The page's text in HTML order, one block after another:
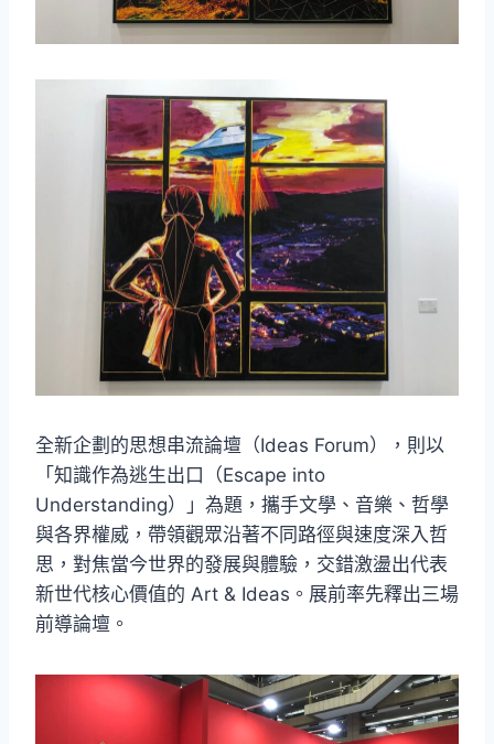
全新企劃的思想串流論壇（Ideas Forum），則以
「知識作為逃生出口（Escape into
Understanding）」為題，攜手文學、音樂、哲學
與各界權威，帶領觀眾沿著不同路徑與速度深入哲
思，對焦當今世界的發展與體驗，交錯激盪出代表
新世代核心價值的 Art & Ideas。展前率先釋出三場
前導論壇。